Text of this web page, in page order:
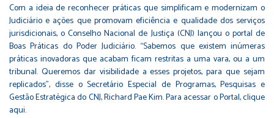
Com a ideia de reconhecer práticas que simplificam e modernizam o
Judiciário e ações que promovam eficiência e qualidade dos serviços
jurisdicionais, o Conselho Nacional de Justiça (CNJ) lançou o portal de
Boas Práticas do Poder Judiciário. “Sabemos que existem inúmeras
práticas inovadoras que acabam ficam restritas a uma vara, ou a um
tribunal. Queremos dar visibilidade a esses projetos, para que sejam
replicados”, disse o Secretário Especial de Programas, Pesquisas e
Gestão Estratégica do CNJ, Richard Pae Kim. Para acessar o Portal,clique
aqui.